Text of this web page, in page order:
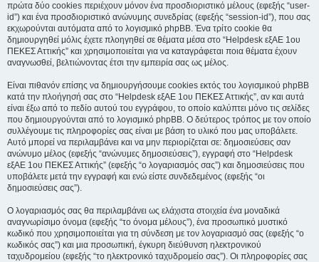
πρώτα δύο cookies περιέχουν μόνον ένα προσδιοριστικό μέλους (εφεξής “user-
id”) και ένα προσδιοριστικό ανώνυμης συνεδρίας (εφεξής “session-id”), που σας
εκχωρούνται αυτόματα από το λογισμικό phpBB. Ένα τρίτο cookie θα
δημιουργηθεί μόλις έχετε πλοηγηθεί σε θέματα μέσα στο “Helpdesk εξΑΕ 1ου
ΠΕΚΕΣ Αττικής” και χρησιμοποιείται για να καταγράφεται ποια θέματα έχουν
αναγνωσθεί, βελτιώνοντας έτσι την εμπειρία σας ως μέλος.
Είναι πιθανόν επίσης να δημιουργήσουμε cookies εκτός του λογισμικού phpBB
κατά την πλοήγησή σας στο “Helpdesk εξΑΕ 1ου ΠΕΚΕΣ Αττικής”, αν και αυτά
είναι έξω από το πεδίο αυτού του εγγράφου, το οποίο καλύπτει μόνο τις σελίδες
που δημιουργούνται από το λογισμικό phpBB. Ο δεύτερος τρόπος με τον οποίο
συλλέγουμε τις πληροφορίες σας είναι με βάση το υλικό που μας υποβάλετε.
Αυτό μπορεί να περιλαμβάνει και να μην περιορίζεται σε: δημοσιεύσεις σαν
ανώνυμο μέλος (εφεξής “ανώνυμες δημοσιεύσεις”), εγγραφή στο “Helpdesk
εξΑΕ 1ου ΠΕΚΕΣ Αττικής” (εφεξής “ο λογαριασμός σας”) και δημοσιεύσεις που
υποβάλετε μετά την εγγραφή και ενώ είστε συνδεδεμένος (εφεξής “οι
δημοσιεύσεις σας”).
Ο λογαριασμός σας θα περιλαμβάνει ως ελάχιστα στοιχεία ένα μοναδικά
αναγνωρίσιμο όνομα (εφεξής “το όνομα μέλους”), ένα προσωπικό μυστικό
κωδικό που χρησιμοποιείται για τη σύνδεση με τον λογαριασμό σας (εφεξής “ο
κωδικός σας”) και μια προσωπική, έγκυρη διεύθυνση ηλεκτρονικού
ταχυδρομείου (εφεξής “το ηλεκτρονικό ταχυδρομείο σας”). Οι πληροφορίες σας